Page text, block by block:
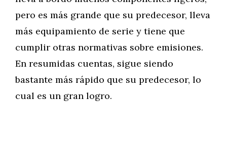
pero es más grande que su predecesor, lleva
más equipamiento de serie y tiene que
cumplir otras normativas sobre emisiones.
En resumidas cuentas, sigue siendo
bastante más rápido que su predecesor, lo
cual es un gran logro.